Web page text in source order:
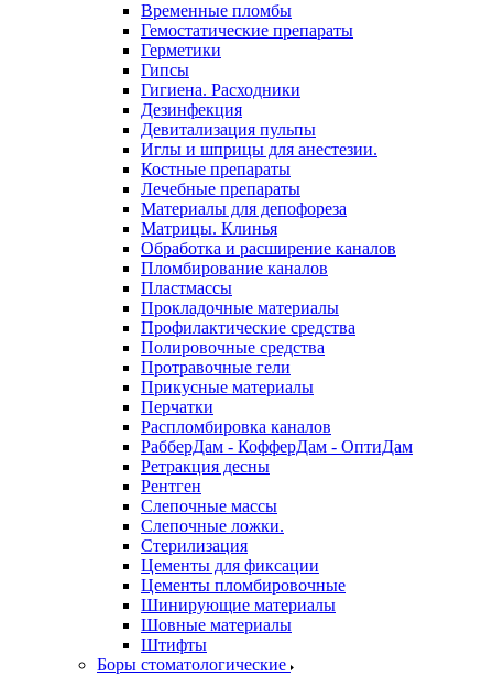
Временные пломбы
Гемостатические препараты
Герметики
Гипсы
Гигиена. Расходники
Дезинфекция
Девитализация пульпы
Иглы и шприцы для анестезии.
Костные препараты
Лечебные препараты
Материалы для депофореза
Матрицы. Клинья
Обработка и расширение каналов
Пломбирование каналов
Пластмассы
Прокладочные материалы
Профилактические средства
Полировочные средства
Протравочные гели
Прикусные материалы
Перчатки
Распломбировка каналов
РабберДам - КофферДам - ОптиДам
Ретракция десны
Рентген
Слепочные массы
Слепочные ложки.
Стерилизация
Цементы для фиксации
Цементы пломбировочные
Шинирующие материалы
Шовные материалы
Штифты
Боры стоматологические